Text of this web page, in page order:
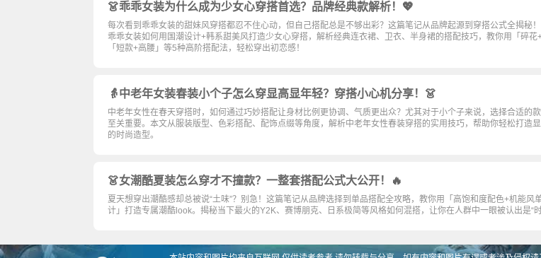
👗乖乖女装为什么成为少女心穿搭首选？品牌经典款解析！💖
每次看到乖乖女装的甜妹风穿搭都忍不住心动，但自己搭配总是不够出彩？这篇笔记从品牌起源到穿搭公式全揭秘
乖乖女装如何用国潮设计+韩系甜美风打造少女心穿搭，解析经典连衣裙、卫衣、半身裙的搭配技巧，教你用「碎花+
「短款+高腰」等5种高阶搭配法，轻松穿出初恋感！
👵中老年女装春装小个子怎么穿显高显年轻？穿搭小心机分享！👗
中老年女性在春天穿搭时，如何通过巧妙搭配让身材比例更协调、气质更出众？尤其对于小个子来说，选择合适的
至关重要。本文从服装版型、色彩搭配、配饰点缀等角度，解析中老年女性春装穿搭的实用技巧，帮助你轻松打造
的时尚造型。
👗女潮酷夏装怎么穿才不撞款？一整套搭配公式大公开！🔥
夏天想穿出潮酷感却总被说“土味”？别急！这篇笔记从品牌选择到单品搭配全攻略，教你用「高饱和度配色+机能风
计」打造专属潮酷look。揭秘当下最火的Y2K、赛博朋克、日系极简等风格如何混搭，让你在人群中一眼被认出是“时